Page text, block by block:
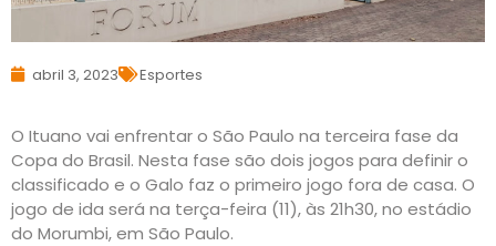
abril 3, 2023 Esportes
O Ituano vai enfrentar o São Paulo na terceira fase da
Copa do Brasil. Nesta fase são dois jogos para definir o
classificado e o Galo faz o primeiro jogo fora de casa. O
jogo de ida será na terça-feira (11), às 21h30, no estádio
do Morumbi, em São Paulo.